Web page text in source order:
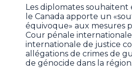
Les diplomates
le Canada apporte un
équivoque» aux mesures
Cour pénale
internationale de justice
allégations de crimes de
de génocide dans la région.